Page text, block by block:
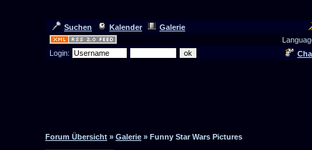
Suchen Kalender
Galerie
Login:
Forum Übersicht » Galerie » Funny Star Wars Pictures